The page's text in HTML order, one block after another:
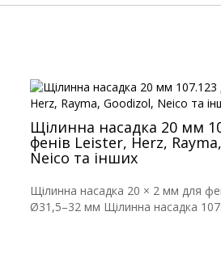
Щілинна насадка 20 мм
фенів Leister, Herz,
Neico та інших
Щілинна насадка 20 × 2 мм для
Ø31,5–32 мм Щілинна насадка